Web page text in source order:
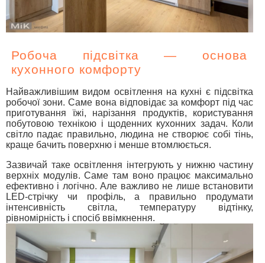
Робоча підсвітка — основа
кухонного комфорту
Найважливішим видом освітлення на кухні є підсвітка
робочої зони. Саме вона відповідає за комфорт під час
приготування їжі, нарізання продуктів, користування
побутовою технікою і щоденних кухонних задач. Коли
світло падає правильно, людина не створює собі тінь,
краще бачить поверхню і менше втомлюється.
Зазвичай таке освітлення інтегрують у нижню частину
верхніх модулів. Саме там воно працює максимально
ефективно і логічно. Але важливо не лише встановити
LED-стрічку чи профіль, а правильно продумати
інтенсивність світла, температуру відтінку,
рівномірність і спосіб ввімкнення.